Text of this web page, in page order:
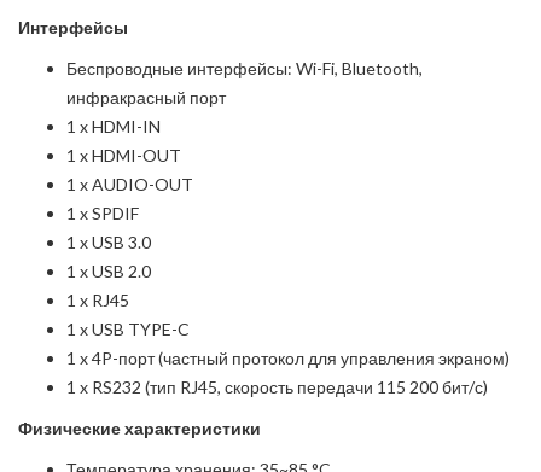
Интерфейсы
Беспроводные интерфейсы: Wi-Fi, Bluetooth,
инфракрасный порт
1 x HDMI-IN
1 x HDMI-OUT
1 x AUDIO-OUT
1 x SPDIF
1 x USB 3.0
1 x USB 2.0
1 x RJ45
1 x USB TYPE-C
1 x 4P-порт (частный протокол для управления экраном)
1 x RS232 (тип RJ45, скорость передачи 115 200 бит/с)
Физические характеристики